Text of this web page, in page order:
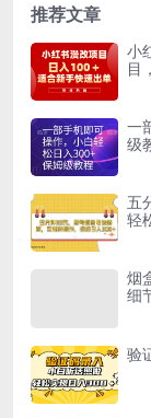
推荐文章
小
目
一
级
五
轻
烟
细
验